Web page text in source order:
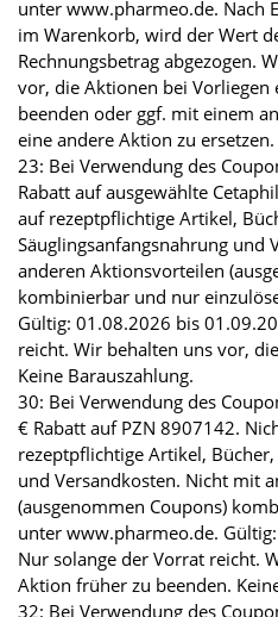
unter www.pharmeo.de. Nach
im Warenkorb, wird der Wert
Rechnungsbetrag abgezogen.
vor, die Aktionen bei Vorliegen
beenden oder ggf. mit einem
eine andere Aktion zu ersetzen.
23: Bei Verwendung des
Rabatt auf ausgewählte
auf rezeptpflichtige Artikel,
Säuglingsanfangsnahrung und
anderen Aktionsvorteilen
kombinierbar und nur
Gültig: 01.08.2026 bis
reicht. Wir behalten uns vor,
Keine Barauszahlung.
30: Bei Verwendung des
€ Rabatt auf PZN 8907142.
rezeptpflichtige Artikel,
und Versandkosten. Nicht mit
(ausgenommen Coupons)
unter www.pharmeo.de.
Nur solange der Vorrat reicht.
Aktion früher zu beenden.
32: Bei Verwendung des